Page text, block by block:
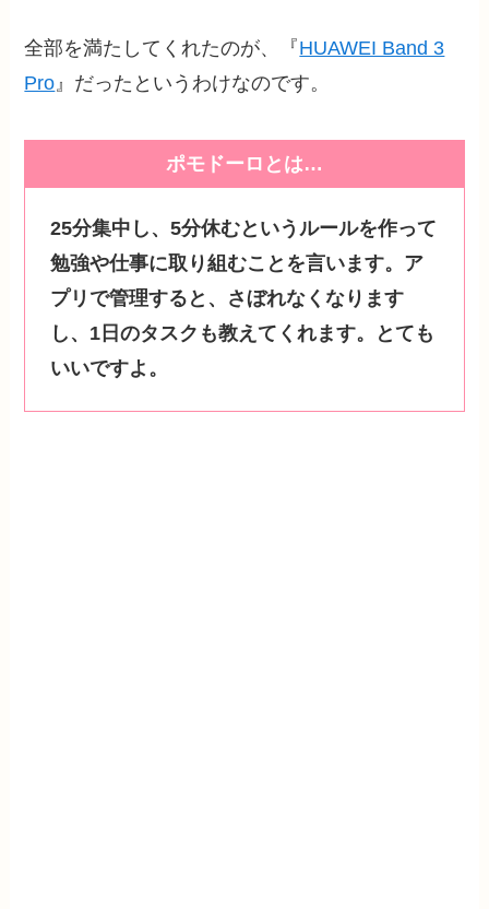
全部を満たしてくれたのが、『HUAWEI Band 3
Pro』だったというわけなのです。
ポモドーロとは…
25分集中し、5分休むというルールを作って
勉強や仕事に取り組むことを言います。ア
プリで管理すると、さぼれなくなります
し、1日のタスクも教えてくれます。とても
いいですよ。